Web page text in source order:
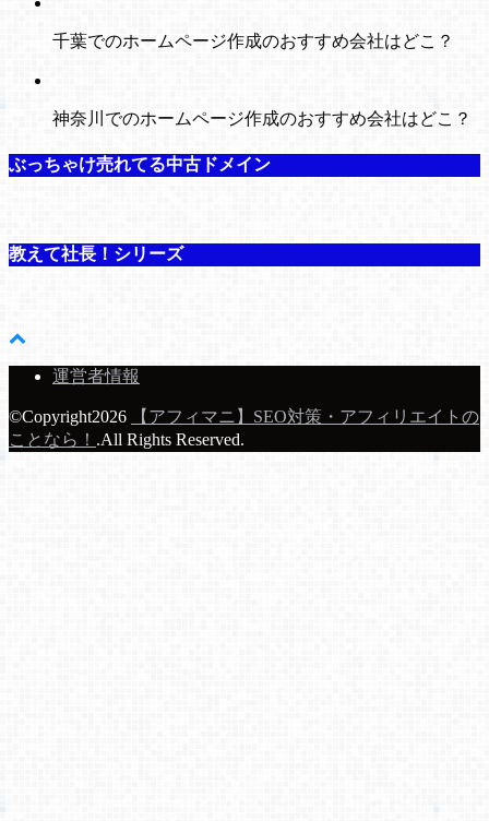
千葉でのホームページ作成のおすすめ会社はどこ？
神奈川でのホームページ作成のおすすめ会社はどこ？
ぶっちゃけ売れてる中古ドメイン
教えて社長！シリーズ
運営者情報
©Copyright2026
【アフィマニ】SEO対策・アフィリエイトの
ことなら！ .All Rights Reserved.